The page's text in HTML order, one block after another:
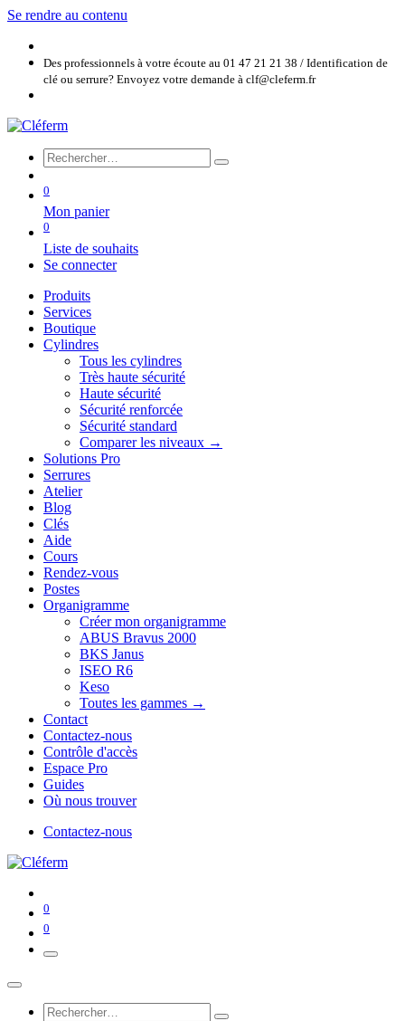
Se rendre au contenu
Des professionnels à votre écoute au 01 47 21 21 38 / Identification de
clé ou serrure? Envoyez votre demande à clf@cleferm.fr
0
Mon panier
0
Liste de souhaits
Se connecter
Produits
Services
Boutique
Cylindres
Tous les cylindres
Très haute sécurité
Haute sécurité
Sécurité renforcée
Sécurité standard
Comparer les niveaux →
Solutions Pro
Serrures
Atelier
Blog
Clés
Aide
Cours
Rendez-vous
Postes
Organigramme
Créer mon organigramme
ABUS Bravus 2000
BKS Janus
ISEO R6
Keso
Toutes les gammes →
Contact
Contactez-nous
Contrôle d'accès
Espace Pro
Guides
Où nous trouver
Contactez-nous
0
0